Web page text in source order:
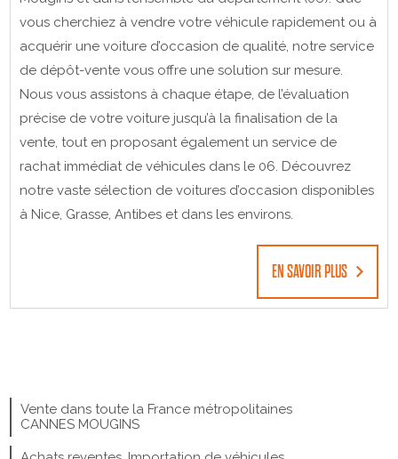
vous cherchiez à vendre votre véhicule rapidement ou à
acquérir une voiture d’occasion de qualité, notre service
de dépôt-vente vous offre une solution sur mesure.
Nous vous assistons à chaque étape, de l’évaluation
précise de votre voiture jusqu’à la finalisation de la
vente, tout en proposant également un service de
rachat immédiat de véhicules dans le 06. Découvrez
notre vaste sélection de voitures d’occasion disponibles
à Nice, Grasse, Antibes et dans les environs.
EN SAVOIR PLUS
Vente dans toute la France métropolitaines
CANNES MOUGINS